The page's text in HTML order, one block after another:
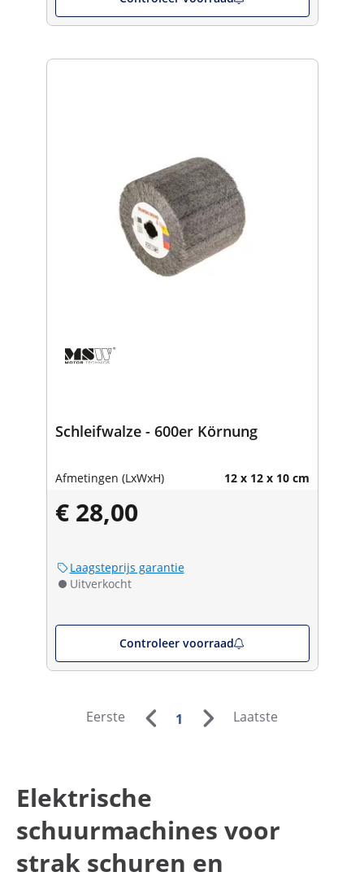
Schleifwalze - 600er Körnung
Afmetingen (LxWxH) 12 x 12 x 10 cm
€ 28,00
Laagsteprijs garantie
Uitverkocht
Controleer voorraad
Eerste 1 Laatste
Elektrische
schuurmachines voor
strak schuren en